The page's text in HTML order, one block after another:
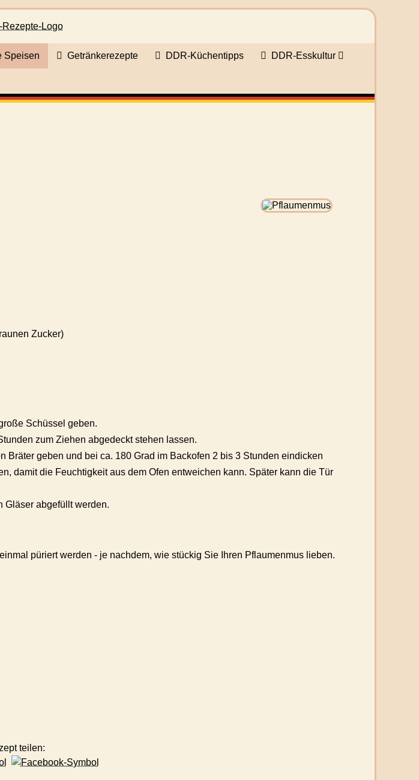
Speisen Getränkerezepte DDR-Küchentipps DDR-Esskultur
Zucker)
Schüssel geben.
zum Ziehen abgedeckt stehen lassen.
geben und bei ca. 180 Grad im Backofen 2 bis 3 Stunden eindicken
damit die Feuchtigkeit aus dem Ofen entweichen kann. Später kann die Tür
Gläser abgefüllt werden.
püriert werden - je nachdem, wie stückig Sie Ihren Pflaumenmus lieben.
teilen: